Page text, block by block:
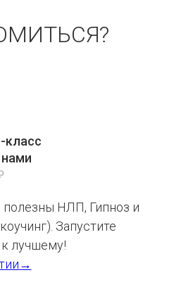
класс
полезны НЛП, Гипноз и
Запустите
лучшему!